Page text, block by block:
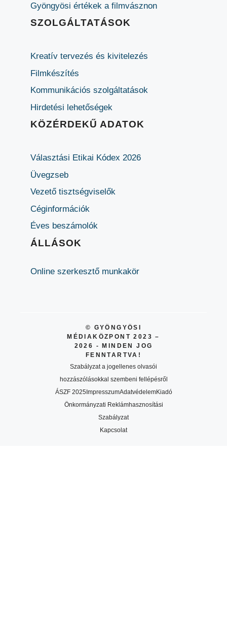
Gyöngyösi értékek a filmvásznon
SZOLGÁLTATÁSOK
Kreatív tervezés és kivitelezés
Filmkészítés
Kommunikációs szolgáltatások
Hirdetési lehetőségek
KÖZÉRDEKŰ ADATOK
Választási Etikai Kódex 2026
Üvegzseb
Vezető tisztségviselők
Céginformációk
Éves beszámolók
ÁLLÁSOK
Online szerkesztő munkakör
© GYÖNGYÖSI
MÉDIAKÖZPONT 2023 –
2026 - MINDEN JOG
FENNTARTVA!
Szabályzat a jogellenes olvasói
hozzászólásokkal szembeni fellépésről
ÁSZF 2025ImpresszumAdatvédelemKiadó
Önkormányzati Reklámhasznosítási
Szabályzat
Kapcsolat